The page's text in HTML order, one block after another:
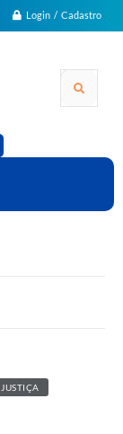
Login / Cadastro